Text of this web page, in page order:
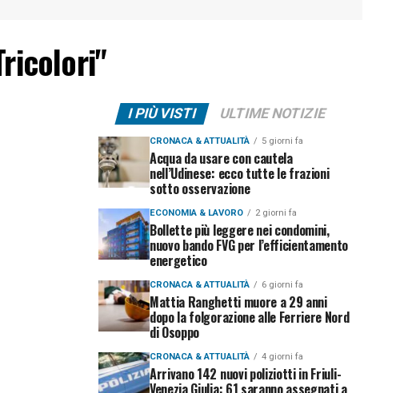
I PIÙ VISTI ULTIME NOTIZIE
CRONACA & ATTUALITÀ 5 giorni fa
Acqua da usare con cautela
nell’Udinese: ecco tutte le frazioni
sotto osservazione
ECONOMIA & LAVORO 2 giorni fa
Bollette più leggere nei condomini,
nuovo bando FVG per l’efficientamento
energetico
CRONACA & ATTUALITÀ 6 giorni fa
Mattia Ranghetti muore a 29 anni
dopo la folgorazione alle Ferriere Nord
di Osoppo
CRONACA & ATTUALITÀ 4 giorni fa
Arrivano 142 nuovi poliziotti in Friuli-
Venezia Giulia: 61 saranno assegnati a